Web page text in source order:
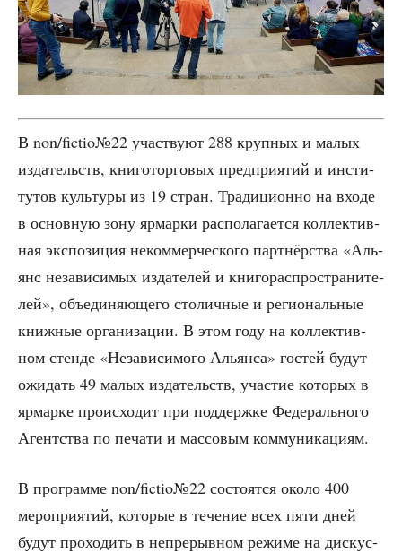
В non/fictio№22 участ­ву­ют 288 круп­ных и малых
изда­тельств, кни­го­тор­го­вых пред­при­я­тий и инсти­
ту­тов куль­ту­ры из 19 стран. Тра­ди­ци­он­но на вхо­де
в основ­ную зону ярмар­ки рас­по­ла­га­ет­ся кол­лек­тив­
ная экс­по­зи­ция неком­мер­че­ско­го парт­нёр­ства «Аль­
янс неза­ви­си­мых изда­те­лей и кни­го­рас­про­стра­ни­те­
лей», объ­еди­ня­ю­ще­го сто­лич­ные и реги­о­наль­ные
книж­ные орга­ни­за­ции. В этом году на кол­лек­тив­
ном стен­де «Неза­ви­си­мо­го Аль­ян­са» гостей будут
ожи­дать 49 малых изда­тельств, уча­стие кото­рых в
ярмар­ке про­ис­хо­дит при под­держ­ке Феде­раль­но­го
Агент­ства по печа­ти и мас­со­вым коммуникациям.
В про­грам­ме non/fictio№22 состо­ят­ся око­ло 400
меро­при­я­тий, кото­рые в тече­ние всех пяти дней
будут про­хо­дить в непре­рыв­ном режи­ме на дис­кус­